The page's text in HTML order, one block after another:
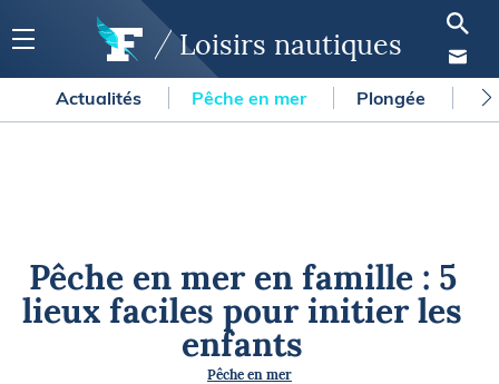
Loisirs nautiques
Actualités Pêche en mer Plongée
Pêche en mer en famille : 5
lieux faciles pour initier les
enfants
Pêche en mer